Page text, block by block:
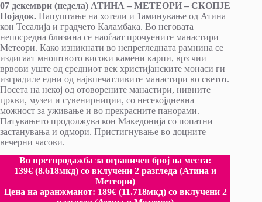
07 декември (недела) АТИНА – МЕТЕОРИ – СКОПЈЕ
Појадок. Напуштање на хотели и 1аминување од Атина
кон Тесалија и градчето Каламбака. Во неговата
непосредна близина се наоѓаат прочуените манастири
Метеори. Како изникнати во непрегледната рамнина се
издигаат мноштвото високи камени карпи, врз чии
врвови уште од средниот век христијанските монаси ги
изградиле едни од највпечатливите манастири во светот.
Посета на некој од отоворените манастири, нивните
цркви, музеи и сувенирниции, со несекојдневна
можност за уживање и во прекрасните панорами.
Патувањето продолжува кон Македонија со попатни
застанувања и одмори. Пристигнување во доцните
вечерни часови.
Во претпродажба за ограничен број на места:
139€(8.618мкд) со вклучени 2 разгледа (Атина и
Метеори)
Цена на аранжманот: 189€ (11.718мкд) со вклучени 2